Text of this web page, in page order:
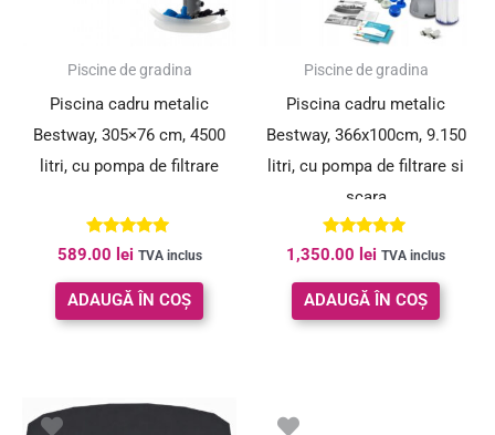
Piscine de gradina
Piscina cadru metalic
Bestway, 305×76 cm, 4500
litri, cu pompa de filtrare
Evaluat la
5.00
din 5
589.00 lei TVA inclus
ADAUGĂ ÎN COȘ
Piscine de gradina
Piscina cadru metalic
Bestway, 366x100cm, 9.150
litri, cu pompa de filtrare si
scara
Evaluat la
5.00
din 5
1,350.00 lei TVA inclus
ADAUGĂ ÎN COȘ